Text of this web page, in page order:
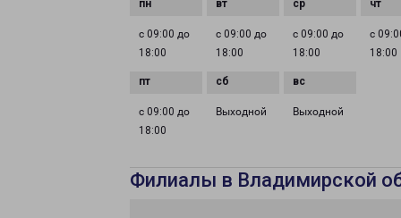
с 09:00 до
18:00
с 09:00 до
18:00
с 09:00 до
18:00
с
18:00
с 09:00 до
18:00
Выходной Выходной
Филиалы в Владимирской